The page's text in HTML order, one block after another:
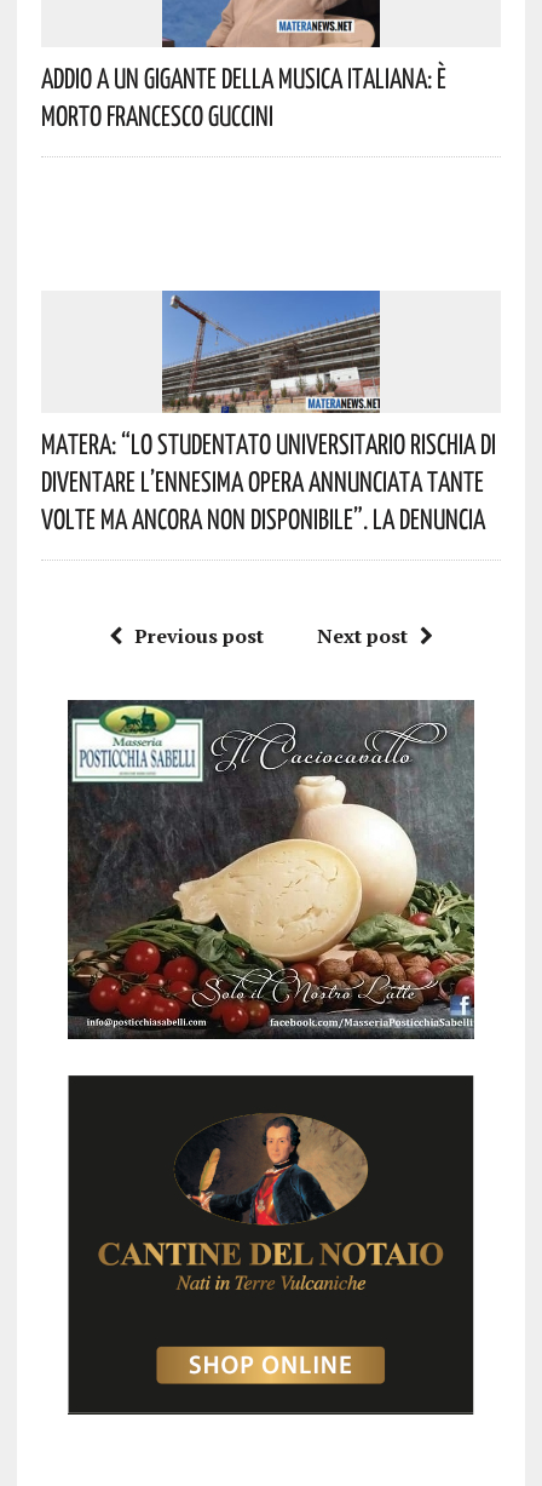
Addio A Un Gigante Della Musica Italiana: È
Morto Francesco Guccini
Matera: “Lo Studentato Universitario Rischia Di
Diventare L’ennesima Opera Annunciata Tante
Volte Ma Ancora Non Disponibile”. La Denuncia
Previous post Next post